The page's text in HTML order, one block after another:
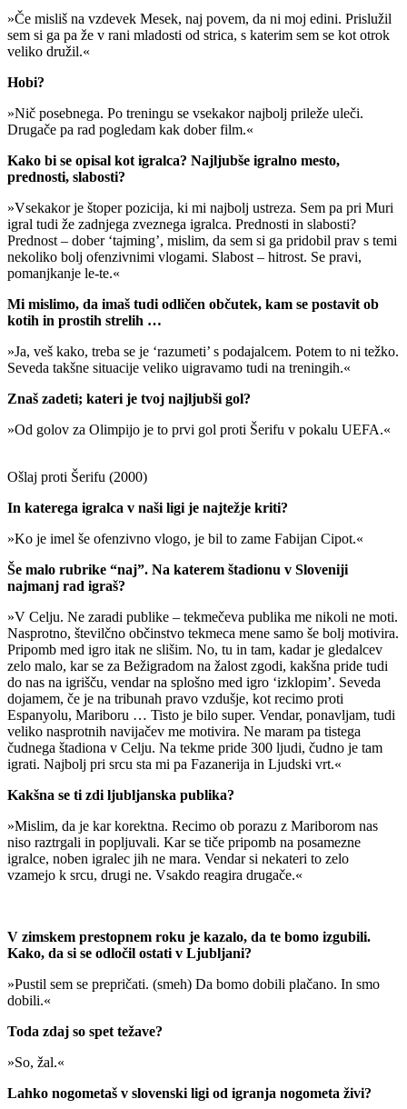
»Če misliš na vzdevek Mesek, naj povem, da ni moj edini. Prislužil
sem si ga pa že v rani mladosti od strica, s katerim sem se kot otrok
veliko družil.«
Hobi?
»Nič posebnega. Po treningu se vsekakor najbolj prileže uleči.
Drugače pa rad pogledam kak dober film.«
Kako bi se opisal kot igralca? Najljubše igralno mesto,
prednosti, slabosti?
»Vsekakor je štoper pozicija, ki mi najbolj ustreza. Sem pa pri Muri
igral tudi že zadnjega zveznega igralca. Prednosti in slabosti?
Prednost – dober ‘tajming’, mislim, da sem si ga pridobil prav s temi
nekoliko bolj ofenzivnimi vlogami. Slabost – hitrost. Se pravi,
pomanjkanje le-te.«
Mi mislimo, da imaš tudi odličen občutek, kam se postavit ob
kotih in prostih strelih …
»Ja, veš kako, treba se je ‘razumeti’ s podajalcem. Potem to ni težko.
Seveda takšne situacije veliko uigravamo tudi na treningih.«
Znaš zadeti; kateri je tvoj najljubši gol?
»Od golov za Olimpijo je to prvi gol proti Šerifu v pokalu UEFA.«
Ošlaj proti Šerifu (2000)
In katerega igralca v naši ligi je najtežje kriti?
»Ko je imel še ofenzivno vlogo, je bil to zame Fabijan Cipot.«
Še malo rubrike “naj”. Na katerem štadionu v Sloveniji
najmanj rad igraš?
»V Celju. Ne zaradi publike – tekmečeva publika me nikoli ne moti.
Nasprotno, številčno občinstvo tekmeca mene samo še bolj motivira.
Pripomb med igro itak ne slišim. No, tu in tam, kadar je gledalcev
zelo malo, kar se za Bežigradom na žalost zgodi, kakšna pride tudi
do nas na igrišču, vendar na splošno med igro ‘izklopim’. Seveda
dojamem, če je na tribunah pravo vzdušje, kot recimo proti
Espanyolu, Mariboru … Tisto je bilo super. Vendar, ponavljam, tudi
veliko nasprotnih navijačev me motivira. Ne maram pa tistega
čudnega štadiona v Celju. Na tekme pride 300 ljudi, čudno je tam
igrati. Najbolj pri srcu sta mi pa Fazanerija in Ljudski vrt.«
Kakšna se ti zdi ljubljanska publika?
»Mislim, da je kar korektna. Recimo ob porazu z Mariborom nas
niso raztrgali in popljuvali. Kar se tiče pripomb na posamezne
igralce, noben igralec jih ne mara. Vendar si nekateri to zelo
vzamejo k srcu, drugi ne. Vsakdo reagira drugače.«
V zimskem prestopnem roku je kazalo, da te bomo izgubili.
Kako, da si se odločil ostati v Ljubljani?
»Pustil sem se prepričati. (smeh) Da bomo dobili plačano. In smo
dobili.«
Toda zdaj so spet težave?
»So, žal.«
Lahko nogometaš v slovenski ligi od igranja nogometa živi?